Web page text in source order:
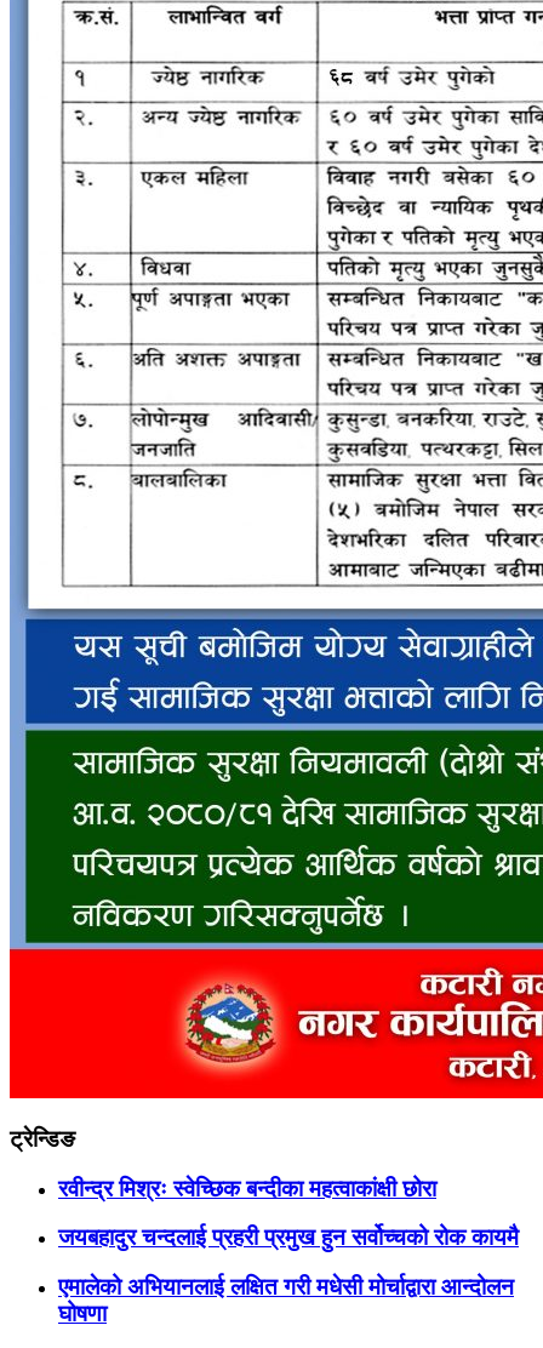
ट्रेन्डिङ
रवीन्द्र मिश्रः स्वेच्छिक बन्दीका महत्वाकांक्षी छोरा
जयबहादुर चन्दलाई प्रहरी प्रमुख हुन सर्वोच्चको रोक कायमै
एमालेको अभियानलाई लक्षित गरी मधेसी मोर्चाद्वारा आन्दोलन
घोषणा